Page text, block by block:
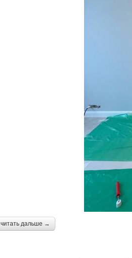
читать дальше →